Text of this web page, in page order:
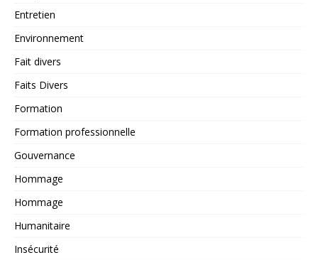
Entretien
Environnement
Fait divers
Faits Divers
Formation
Formation professionnelle
Gouvernance
Hommage
Hommage
Humanitaire
Insécurité